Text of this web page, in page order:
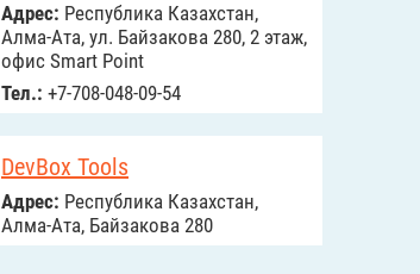
Адрес: Республика Казахстан,
Алма-Ата, ул. Байзакова 280, 2 этаж,
офис Smart Point
Тел.: +7-708-048-09-54
DevBox Tools
Адрес: Республика Казахстан,
Алма-Ата, Байзакова 280